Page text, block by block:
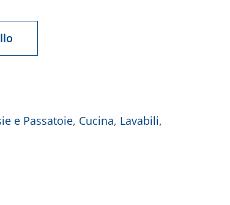
e Passatoie, Cucina, Lavabili,